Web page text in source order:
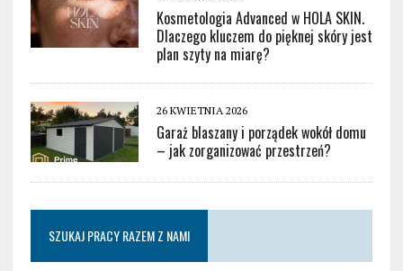
Kosmetologia Advanced w HOLA SKIN.
Dlaczego kluczem do pięknej skóry jest
plan szyty na miarę?
26 KWIETNIA 2026
Garaż blaszany i porządek wokół domu
– jak zorganizować przestrzeń?
SZUKAJ PRACY RAZEM Z NAMI